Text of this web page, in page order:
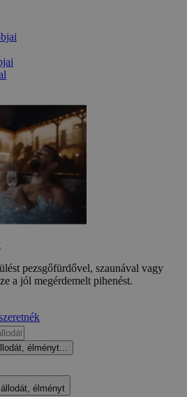
pezsgőfürdővel, szaunával vagy
a jól megérdemelt pihenést.
élményt...
élményt